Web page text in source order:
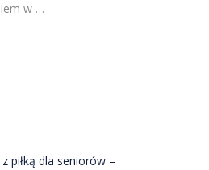
w …
piłką dla seniorów –